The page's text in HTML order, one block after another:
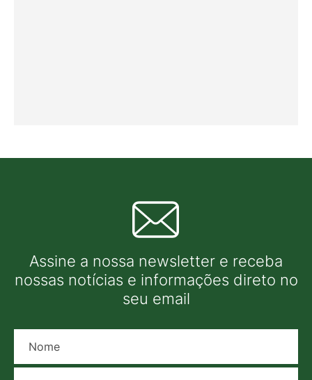
Assine a nossa newsletter e receba
nossas notícias e informações direto no
seu email